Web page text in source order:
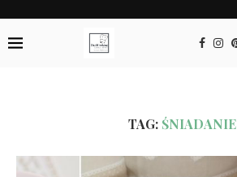
TAG: ŚNIADANIE